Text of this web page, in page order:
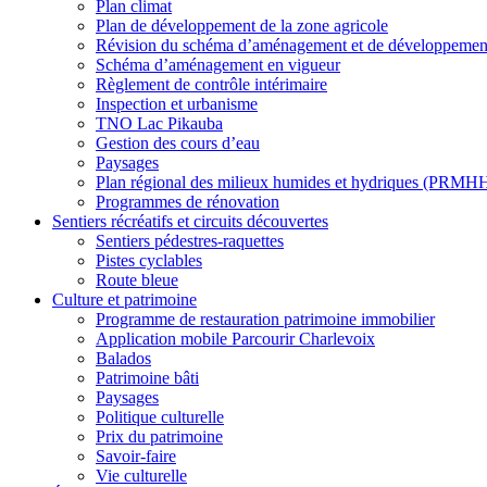
Plan climat
Plan de développement de la zone agricole
Révision du schéma d’aménagement et de
Schéma d’aménagement en vigueur
Règlement de contrôle intérimaire
Inspection et urbanisme
TNO Lac Pikauba
Gestion des cours d’eau
Paysages
Plan régional des milieux humides et hydriques
Programmes de rénovation
Sentiers récréatifs et circuits découvertes
Sentiers pédestres-raquettes
Pistes cyclables
Route bleue
Culture et patrimoine
Programme de restauration patrimoine immobilier
Application mobile Parcourir Charlevoix
Balados
Patrimoine bâti
Paysages
Politique culturelle
Prix du patrimoine
Savoir-faire
Vie culturelle